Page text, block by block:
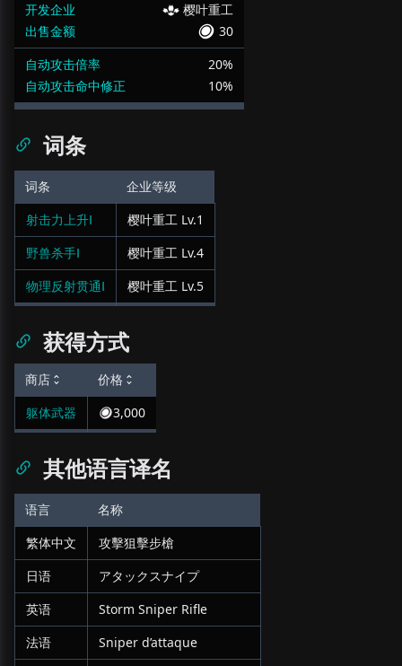
开发企业
樱叶重工
出售金额
30
自动攻击倍率
20%
自动攻击命中修正
10%
词条
词条
企业等级
射击力上升Ⅰ
樱叶重工 Lv.1
野兽杀手Ⅰ
樱叶重工 Lv.4
物理反射贯通Ⅰ
樱叶重工 Lv.5
获得方式
商店
价格
躯体武器
3,000
其他语言译名
语言
名称
繁体中文
攻擊狙擊步槍
日语
アタックスナイプ
英语
Storm Sniper Rifle
法语
Sniper d’attaque